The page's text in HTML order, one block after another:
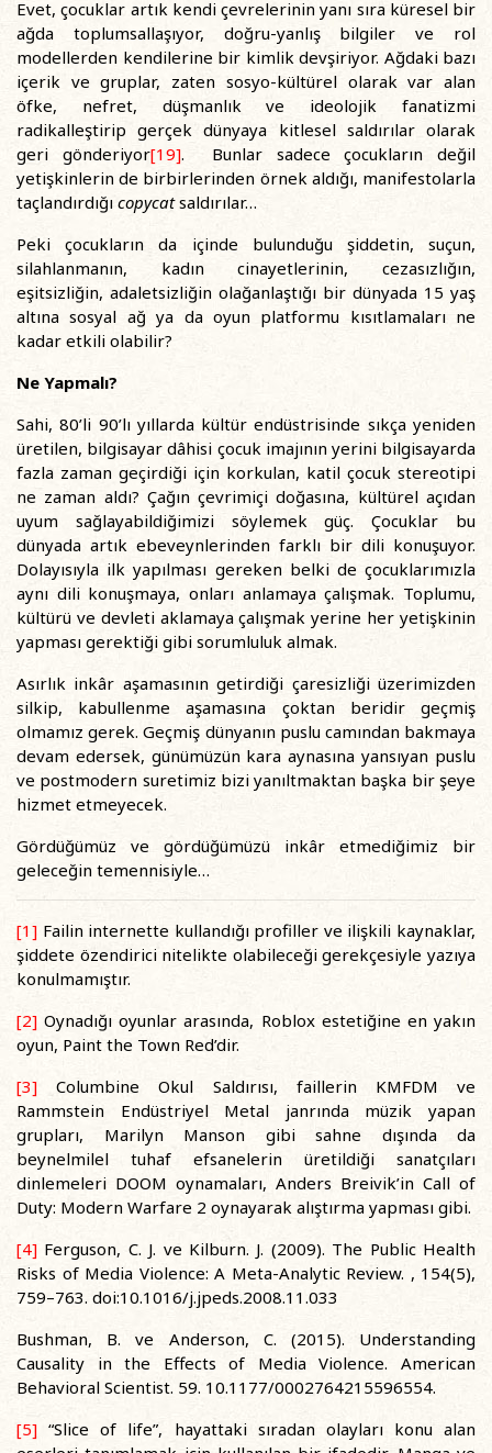
Evet, çocuklar artık kendi çevrelerinin yanı sıra küresel bir
ağda toplumsallaşıyor, doğru-yanlış bilgiler ve rol
modellerden kendilerine bir kimlik devşiriyor. Ağdaki bazı
içerik ve gruplar, zaten sosyo-kültürel olarak var alan
öfke, nefret, düşmanlık ve ideolojik fanatizmi
radikalleştirip gerçek dünyaya kitlesel saldırılar olarak
geri gönderiyor[19]. Bunlar sadece çocukların değil
yetişkinlerin de birbirlerinden örnek aldığı, manifestolarla
taçlandırdığı copycatsaldırılar…
Peki çocukların da içinde bulunduğu şiddetin, suçun,
silahlanmanın, kadın cinayetlerinin, cezasızlığın,
eşitsizliğin, adaletsizliğin olağanlaştığı bir dünyada 15 yaş
altına sosyal ağ ya da oyun platformu kısıtlamaları ne
kadar etkili olabilir?
Ne Yapmalı?
Sahi, 80’li 90’lı yıllarda kültür endüstrisinde sıkça yeniden
üretilen, bilgisayar dâhisi çocuk imajının yerini bilgisayarda
fazla zaman geçirdiği için korkulan, katil çocuk stereotipi
ne zaman aldı? Çağın çevrimiçi doğasına, kültürel açıdan
uyum sağlayabildiğimizi söylemek güç. Çocuklar bu
dünyada artık ebeveynlerinden farklı bir dili konuşuyor.
Dolayısıyla ilk yapılması gereken belki de çocuklarımızla
aynı dili konuşmaya, onları anlamaya çalışmak. Toplumu,
kültürü ve devleti aklamaya çalışmak yerine her yetişkinin
yapması gerektiği gibi sorumluluk almak.
Asırlık inkâr aşamasının getirdiği çaresizliği üzerimizden
silkip, kabullenme aşamasına çoktan beridir geçmiş
olmamız gerek. Geçmiş dünyanın puslu camından bakmaya
devam edersek, günümüzün kara aynasına yansıyan puslu
ve postmodern suretimiz bizi yanıltmaktan başka bir şeye
hizmet etmeyecek.
Gördüğümüz ve gördüğümüzü inkâr etmediğimiz bir
geleceğin temennisiyle…
[1] Failin internette kullandığı profiller ve ilişkili kaynaklar,
şiddete özendirici nitelikte olabileceği gerekçesiyle yazıya
konulmamıştır.
[2] Oynadığı oyunlar arasında, Roblox estetiğine en yakın
oyun, Paint the Town Red’dir.
[3] Columbine Okul Saldırısı, faillerin KMFDM ve
Rammstein Endüstriyel Metal janrında müzik yapan
grupları, Marilyn Manson gibi sahne dışında da
beynelmilel tuhaf efsanelerin üretildiği sanatçıları
dinlemeleri DOOM oynamaları, Anders Breivik’in Call of
Duty: Modern Warfare 2 oynayarak alıştırma yapması gibi.
[4] Ferguson, C. J. ve Kilburn. J. (2009). The Public Health
Risks of Media Violence: A Meta-Analytic Review. , 154(5),
759–763. doi:10.1016/j.jpeds.2008.11.033
Bushman, B. ve Anderson, C. (2015). Understanding
Causality in the Effects of Media Violence. American
Behavioral Scientist. 59. 10.1177/0002764215596554.
[5] “Slice of life”, hayattaki sıradan olayları konu alan